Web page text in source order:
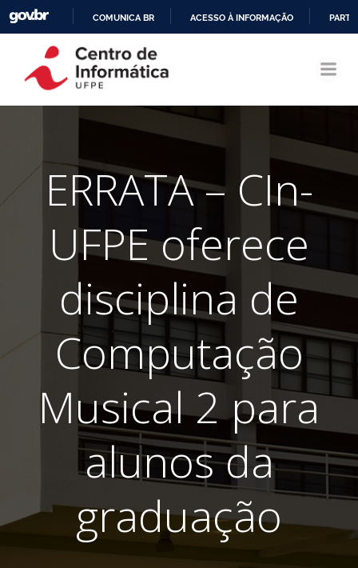
CONTEÚDO
COMUNICA BR ACESSO À INFORMAÇÃO
ERRATA – CIn-
UFPE oferece
disciplina de
Computação
Musical 2 para
alunos da
graduação